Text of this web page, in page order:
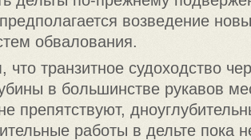
возведение
обвалования.
что транзитное судоходство
в большинстве рукавов
препятствуют,
работы в дельте пока